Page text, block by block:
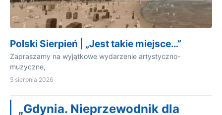
Polski Sierpień | „Jest takie miejsce…”
Zapraszamy na wyjątkowe wydarzenie artystyczno-
muzyczne,
5 sierpnia 2026
„Gdynia. Nieprzewodnik dla